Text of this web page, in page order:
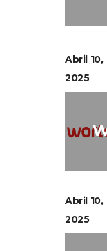
Abril 10,
2025
Abril 10,
2025